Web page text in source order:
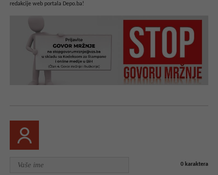
redakcije web portala Depo.ba!
0 karaktera